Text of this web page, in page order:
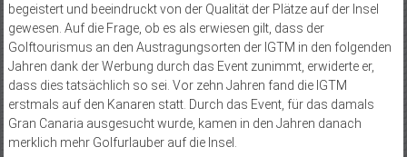
begeistert und beeindruckt von der Qualität der Plätze auf der Insel
gewesen. Auf die Frage, ob es als erwiesen gilt, dass der
Golftourismus an den Austragungsorten der IGTM in den folgenden
Jahren dank der Werbung durch das Event zunimmt, erwiderte er,
dass dies tatsächlich so sei. Vor zehn Jahren fand die IGTM
erstmals auf den Kanaren statt. Durch das Event, für das damals
Gran Canaria ausgesucht wurde, kamen in den Jahren danach
merklich mehr Golfurlauber auf die Insel.